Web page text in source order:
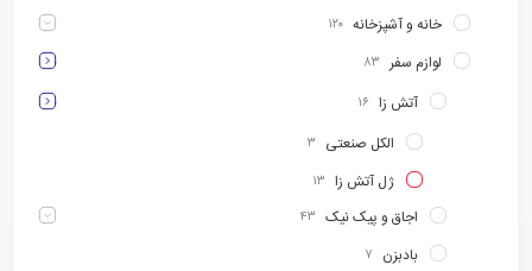
خانه و آشپزخانه ۱۲۰
لوازم سفر ۸۳
آتش زا ۱۶
الکل صنعتی ۳
ژل آتش زا ۱۳
اجاق و پیک نیک ۴۳
بادبزن ۷